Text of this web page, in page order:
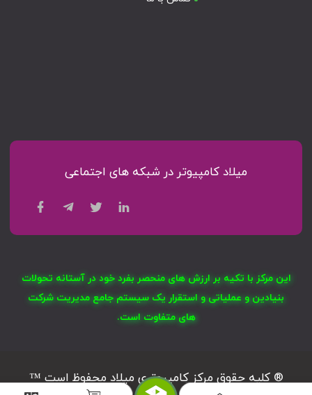
اخبار سایت
میلاد کامپیوتر در شبکه های اجتماعی